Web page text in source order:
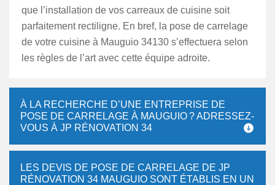
que l’installation de vos carreaux de cuisine soit
parfaitement rectiligne. En bref, la pose de carrelage
de votre cuisine à Mauguio 34130 s’effectuera selon
les règles de l’art avec cette équipe adroite.
À LA RECHERCHE D’UNE ENTREPRISE DE
POSE DE CARRELAGE À MAUGUIO ? ADRESSEZ-
VOUS À JP RÉNOVATION 34
LES DEVIS DE POSE DE CARRELAGE DE JP
RÉNOVATION 34 MAUGUIO SONT ÉTABLIS EN UN